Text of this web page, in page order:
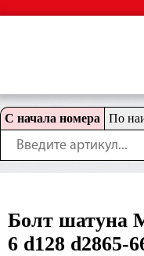
С начала номера По
Болт шатуна
6 d128 d2865-